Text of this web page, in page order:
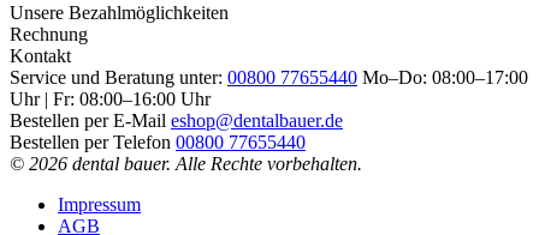
Unsere Bezahlmöglichkeiten
Rechnung
Kontakt
Service und Beratung unter: 00800 77655440 Mo–Do: 08:00–17:00
Uhr | Fr: 08:00–16:00 Uhr
Bestellen per E-Mail eshop@dentalbauer.de
Bestellen per Telefon 00800 77655440
© 2026 dental bauer. Alle Rechte vorbehalten.
Impressum
AGB